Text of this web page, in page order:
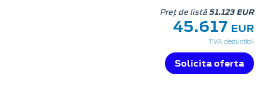
Preț de listă51.123 EUR
45.617 EUR
TVA deductibil
Solicita oferta